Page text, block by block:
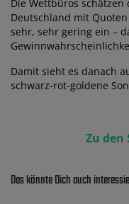
Die Wettbüros
Deutschland mit
sehr, sehr gering ein –
Damit sieht es danach
schwarz-rot-goldene
Zu den
Das könnte Dich auch